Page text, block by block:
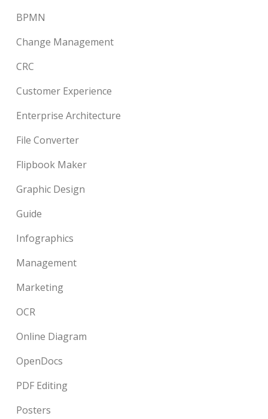
BPMN
Change Management
CRC
Customer Experience
Enterprise Architecture
File Converter
Flipbook Maker
Graphic Design
Guide
Infographics
Management
Marketing
OCR
Online Diagram
OpenDocs
PDF Editing
Posters